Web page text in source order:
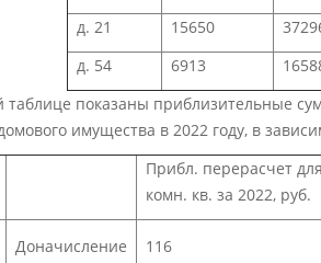
д. 21
15650
д. 54
6913
таблице показаны приблизительные
имущества в 2022 году, в
Прибл. перерасчет
комн. кв. за 2022, руб.
Доначисление 116